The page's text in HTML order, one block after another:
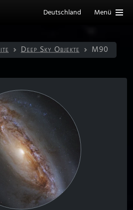
Deutschland Menü
Deep Sky Objekte M90